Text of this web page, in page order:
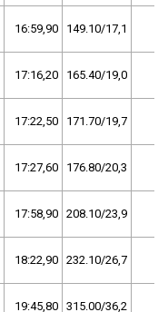
16:59,90 149.10/17,1
17:16,20 165.40/19,0
17:22,50 171.70/19,7
17:27,60 176.80/20,3
17:58,90 208.10/23,9
18:22,90 232.10/26,7
19:45,80 315.00/36,2